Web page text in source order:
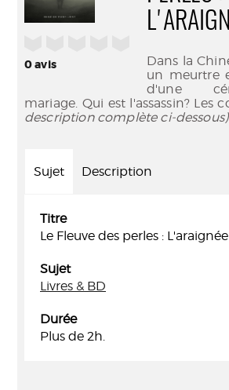
0avis
Dans la
un meurtre
d'une
mariage. Qui est l'assassin? Les
description complète ci-dessous)
Sujet Description
Titre
Le Fleuve des perles :
Sujet
Livres & BD
Durée
Plus de 2h.